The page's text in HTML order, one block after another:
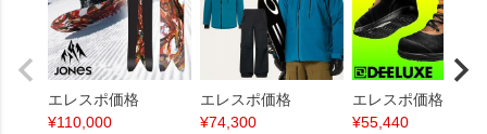
エレスポ価格
¥110,000
エレスポ価格
¥74,300
エレスポ価格
¥55,440